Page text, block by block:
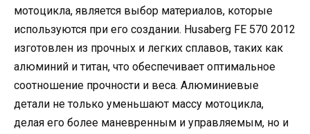
мотоцикла, является выбор материалов, которые
используются при его создании. Husaberg FE 570 2012
изготовлен из прочных и легких сплавов, таких как
алюминий и титан, что обеспечивает оптимальное
соотношение прочности и веса. Алюминиевые
детали не только уменьшают массу мотоцикла,
делая его более маневренным и управляемым, но и